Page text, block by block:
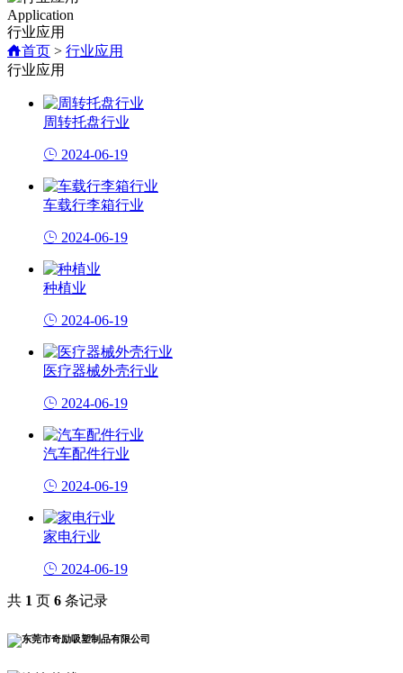
Application
行业应用
首页 > 行业应用
行业应用
周转托盘行业
2024-06-19
车载行李箱行业
2024-06-19
种植业
2024-06-19
医疗器械外壳行业
2024-06-19
汽车配件行业
2024-06-19
家电行业
2024-06-19
共 1 页 6 条记录